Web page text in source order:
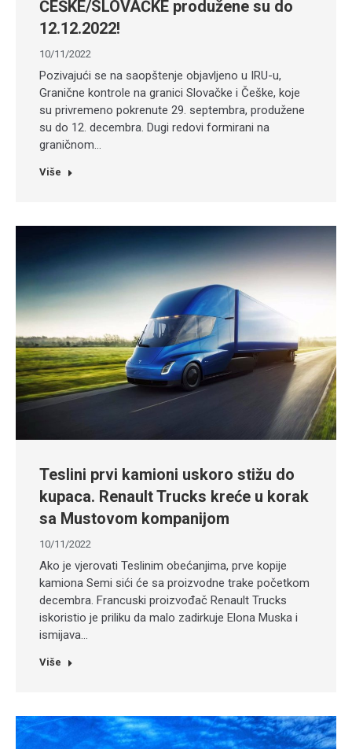
ČEŠKE/SLOVAČKE produžene su do
12.12.2022!
10/11/2022
Pozivajući se na saopštenje objavljeno u IRU-u,
Granične kontrole na granici Slovačke i Češke, koje
su privremeno pokrenute 29. septembra, produžene
su do 12. decembra. Dugi redovi formirani na
graničnom…
Više
Teslini prvi kamioni uskoro stižu do
kupaca. Renault Trucks kreće u korak
sa Mustovom kompanijom
10/11/2022
Ako je vjerovati Teslinim obećanjima, prve kopije
kamiona Semi sići će sa proizvodne trake početkom
decembra. Francuski proizvođač Renault Trucks
iskoristio je priliku da malo zadirkuje Elona Muska i
ismijava…
Više